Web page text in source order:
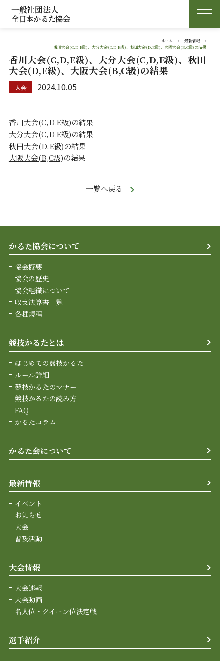
一般社団法人
全日本かるた協会
ホーム
最新情報
香川大会(C,D,E級)、大分大会(C,D,E級)、秋田大会(D,E級)、大阪大会(B,C級)の結果
香川大会(C,D,E級)、大分大会(C,D,E級)、秋田
大会(D,E級)、大阪大会(B,C級)の結果
2024.10.05
香川大会(C,D,E級)の結果
大分大会(C,D,E級)の結果
秋田大会(D,E級)の結果
大阪大会(B,C級)の結果
一覧へ戻る
かるた協会について
協会概要
協会の歴史
協会組織について
収支決算書一覧
各種規程
競技かるたとは
はじめての競技かるた
ルール詳細
競技かるたのマナー
競技かるたの読み方
FAQ
かるたコラム
かるた会について
最新情報
イベント
お知らせ
大会
普及活動
大会情報
大会速報
大会動画
名人位・クイーン位決定戦
選手紹介